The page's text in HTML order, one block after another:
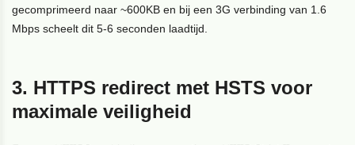
gecomprimeerd naar ~600KB en bij een 3G verbinding van 1.6
Mbps scheelt dit 5-6 seconden laadtijd.
3. HTTPS redirect met HSTS voor
maximale veiligheid